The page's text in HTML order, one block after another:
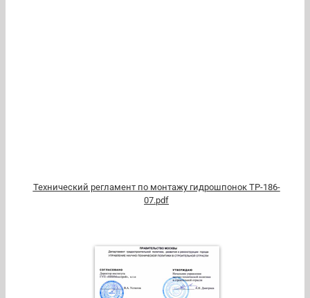
Технический регламент по монтажу гидрошпонок ТР-186-
07.pdf